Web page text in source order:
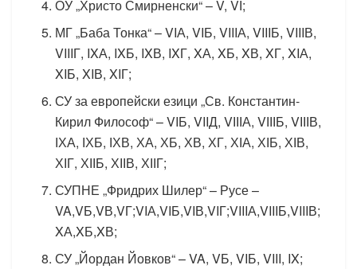
ОУ „Христо Смирненски“ – V, VІ;
МГ „Баба Тонка“ – VIА, VIБ, VIIIА, VIIIБ, VIIIВ,
VIIIГ, IXА, IXБ, IXВ, IXГ, XА, XБ, XВ, XГ, XIА,
XIБ, XIВ, XIГ;
СУ за европейски езици „Св. Константин-
Кирил Философ“ – VIБ, VIIД, VІІІА, VІІІБ, VІІІВ,
ІХА, ІХБ, ІХВ, ХА, ХБ, ХВ, ХГ, ХІА, ХІБ, ХІВ,
ХІГ, ХІІБ, ХІІВ, ХІІГ;
СУПНЕ „Фридрих Шилер“ – Русе –
VA,VБ,VВ,VГ;VIА,VIБ,VIВ,VIГ;VIIIА,VIIIБ,VIIIВ;
XА,XБ,XВ;
СУ „Йордан Йовков“ – VA, VБ, VIБ, VIII, IX;